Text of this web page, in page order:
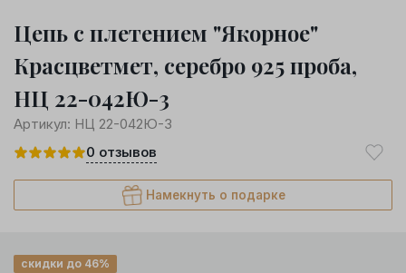
Цепь с плетением "Якорное"
Красцветмет, серебро 925 проба,
НЦ 22-042Ю-3
Артикул: НЦ 22-042Ю-3
0 отзывов
Намекнуть о подарке
скидки до 46%